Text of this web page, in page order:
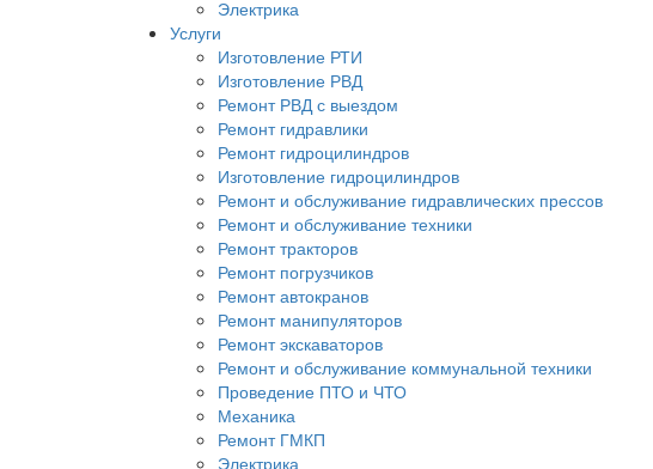
Электрика
Услуги
Изготовление РТИ
Изготовление РВД
Ремонт РВД с выездом
Ремонт гидравлики
Ремонт гидроцилиндров
Изготовление гидроцилиндров
Ремонт и обслуживание гидравлических прессов
Ремонт и обслуживание техники
Ремонт тракторов
Ремонт погрузчиков
Ремонт автокранов
Ремонт манипуляторов
Ремонт экскаваторов
Ремонт и обслуживание коммунальной техники
Проведение ПТО и ЧТО
Механика
Ремонт ГМКП
Электрика